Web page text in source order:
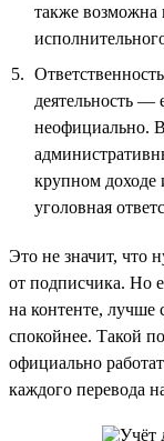
также возможна
деятельность —
неофициально.
крупном доходе
уголовная
Это не значит, что
от подписчика. Но
на контенте, лучше
спокойнее. Такой
официально
каждого перевода